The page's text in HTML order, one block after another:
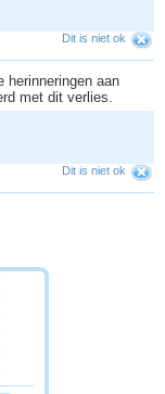
Dit is niet ok
herinneringen aan
met dit verlies.
Dit is niet ok